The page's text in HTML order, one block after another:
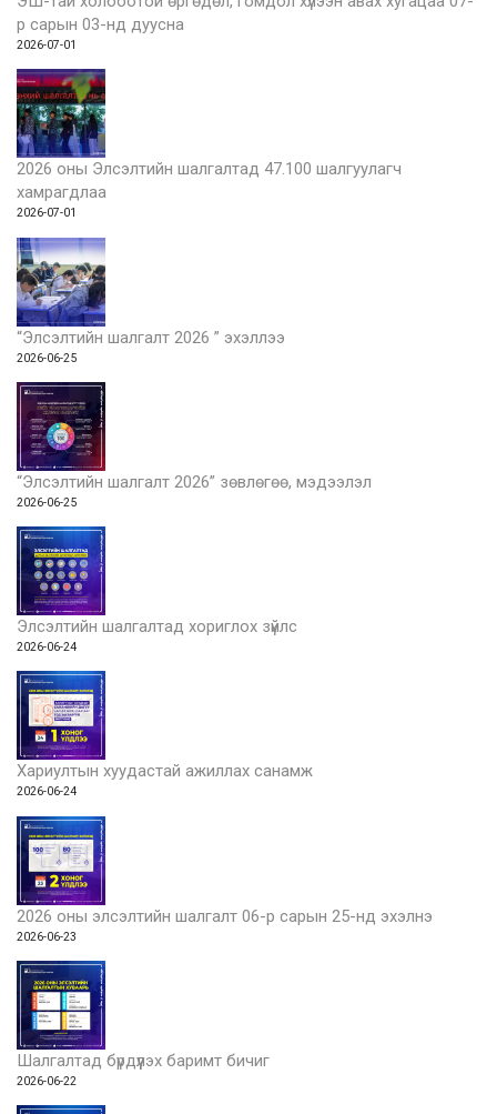
р сарын 03-нд дуусна
2026-07-01
2026 оны Элсэлтийн шалгалтад 47.100 шалгуулагч
хамрагдлаа
2026-07-01
“Элсэлтийн шалгалт 2026 ” эхэллээ
2026-06-25
“Элсэлтийн шалгалт 2026” зөвлөгөө, мэдээлэл
2026-06-25
Элсэлтийн шалгалтад хориглох зүйлс
2026-06-24
Хариултын хуудастай ажиллах санамж
2026-06-24
2026 оны элсэлтийн шалгалт 06-р сарын 25-нд эхэлнэ
2026-06-23
Шалгалтад бүрдүүлэх баримт бичиг
2026-06-22